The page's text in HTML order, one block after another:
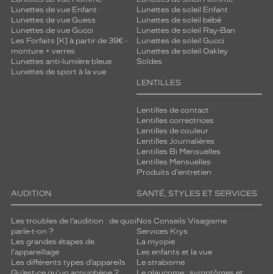
Lunettes de vue Enfant
Lunettes de vue Guess
Lunettes de vue Gucci
Les Forfaits [K] à partir de 39€ -
monture + verres
Lunettes anti-lumière bleue
Lunettes de sport à la vue
Lunettes de soleil Enfant
Lunettes de soleil bébé
Lunettes de soleil Ray-Ban
Lunettes de soleil Gucci
Lunettes de soleil Oakley
Soldes
LENTILLES
Lentilles de contact
Lentilles correctrices
Lentilles de couleur
Lentilles Journalières
Lentilles Bi Mensuelles
Lentilles Mensuelles
Produits d'entretien
AUDITION
Les troubles de l’audition : de quoi
parle-t-on ?
Les grandes étapes de
l'appareillage
Les différents types d’appareils
SANTÉ, STYLES ET SERVICES
Nos Conseils Visagisme
Services Krys
La myopie
Les enfants et la vue
Le strabisme